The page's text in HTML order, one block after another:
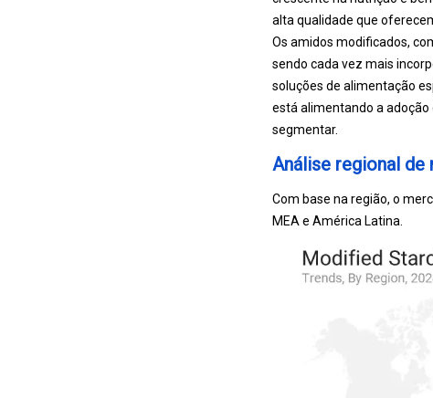
alta qualidade que
Os amidos modificados,
sendo cada vez mais
soluções de alimentação
está alimentando a
segmentar.
Análise regional
Com base na região, o
MEA e América Latina.